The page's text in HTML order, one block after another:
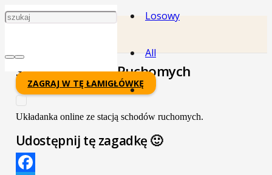
Losowy
All
Stacja Schodów Ruchomych
ZAGRAJ W TĘ ŁAMIGŁÓWKĘ
Układanka online ze stacją schodów ruchomych.
Udostępnij tę zagadkę 🙂